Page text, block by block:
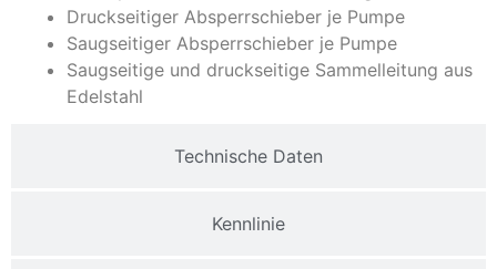
Technische Daten
Kennlinie
Druckseitiger Absperrschieber je Pumpe
Saugseitiger Absperrschieber je Pumpe
Saugseitige und druckseitige Sammelleitung aus
Edelstahl